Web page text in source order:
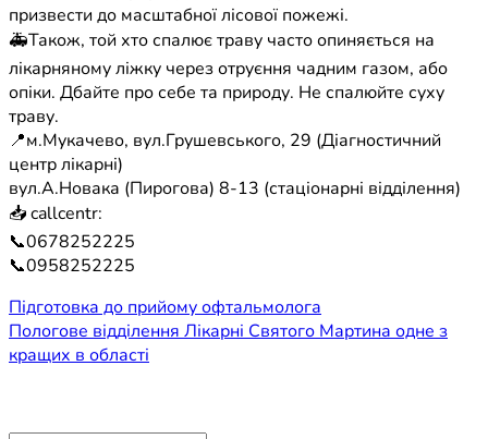
призвести до масштабної лісової пожежі.
🚑Також, той хто спалює траву часто опиняється на
лікарняному ліжку через отруєння чадним газом, або
опіки. Дбайте про себе та природу. Не спалюйте суху
траву.
📍м.Мукачево, вул.Грушевського, 29 (Діагностичний
центр лікарні)
вул.А.Новака (Пирогова) 8-13 (стаціонарні відділення)
📥 callcentr:
📞0678252225
📞0958252225
Навігація
записів
Підготовка до прийому офтальмолога
Пологове відділення Лікарні Святого Мартина одне з
кращих в області